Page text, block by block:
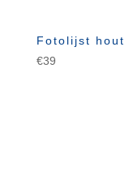
Fotolijst hout
€39